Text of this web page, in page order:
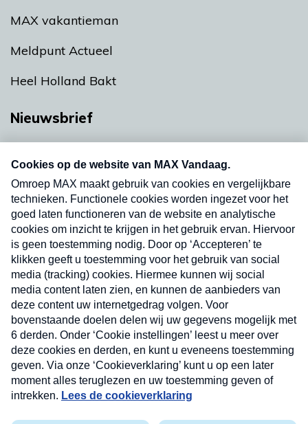
MAX vakantieman
Meldpunt Actueel
Heel Holland Bakt
Nieuwsbrief
nieuwsbrief. Elke vrijdag- en dinsdagochtend in
uw mailbox.
Verzend
Nieuwsbrief
Neem hier een gratis abonnement op onze
nieuwsbrief. Elke vrijdag- en dinsdagochtend in uw